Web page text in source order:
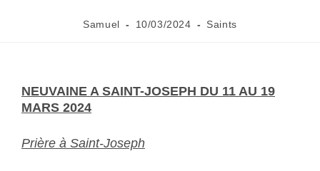
Samuel 10/03/2024 Saints
NEUVAINE A SAINT-JOSEPH DU 11 AU 19
MARS 2024
Prière à Saint-Joseph